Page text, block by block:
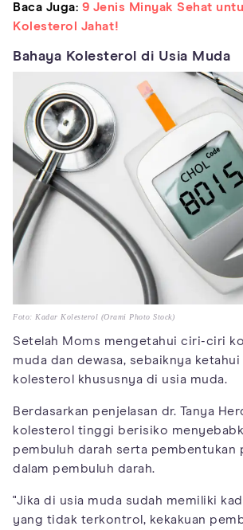
Baca Juga: 9 Jenis Minyak Sehat
Kolesterol Jahat!
Bahaya Kolesterol di Usia Muda
Foto: Kadar Kolesterol (Orami Photo Stock)
Setelah Moms mengetahui ciri-ciri
muda dan dewasa, sebaiknya ketahui
kolesterol khususnya di usia muda.
Berdasarkan penjelasan dr. Tanya
kolesterol tinggi berisiko
pembuluh darah serta pembentukan
dalam pembuluh darah.
"Jika di usia muda sudah memiliki
yang tidak terkontrol, kekakuan